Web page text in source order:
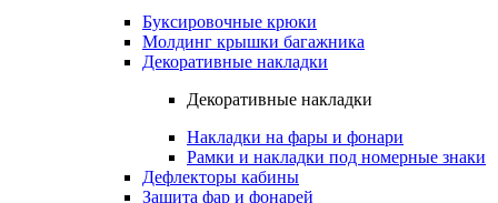
Буксировочные крюки
Молдинг крышки багажника
Декоративные накладки
Декоративные накладки
Накладки на фары и фонари
Рамки и накладки под номерные знаки
Дефлекторы кабины
Защита фар и фонарей